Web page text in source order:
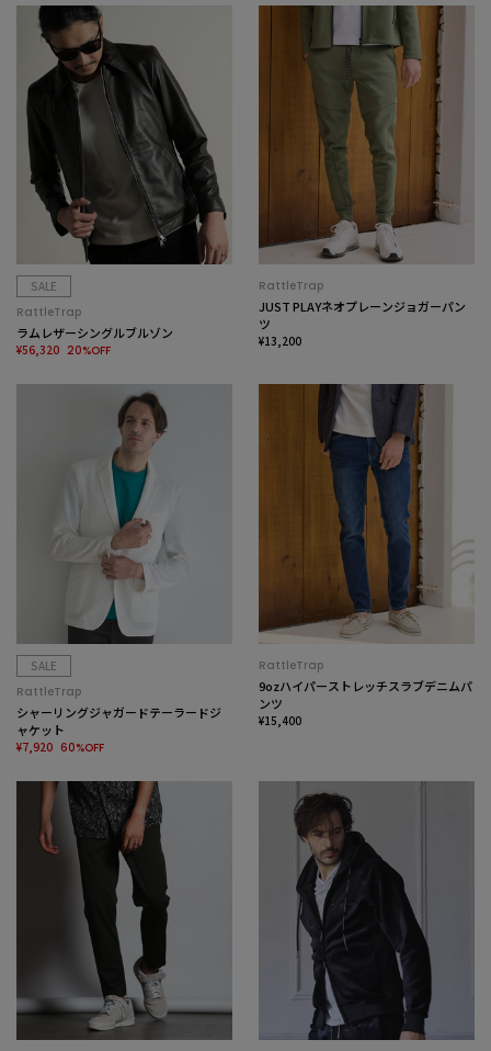
SALE
RattleTrap
ラムレザーシングルブルゾン
¥56,320 20%OFF
RattleTrap
JUST PLAYネオプレーンジョガーパン
ツ
¥13,200
SALE
RattleTrap
シャーリングジャガードテーラードジ
ャケット
¥7,920 60%OFF
RattleTrap
9ozハイパーストレッチスラブデニムパ
ンツ
¥15,400